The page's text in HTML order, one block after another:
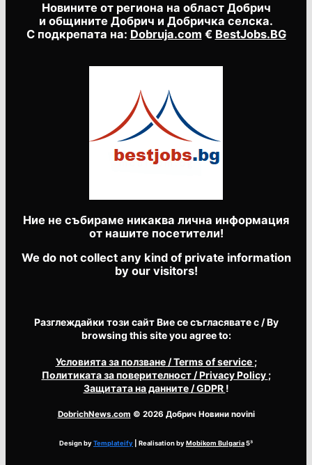
Новините от региона на област Добрич
и общините Добрич и Добричка селска.
С подкрепата на: Dobruja.com € BestJobs.BG
Ние не събираме никаква лична информация
от нашите посетители!
We do not collect any kind of private information
by our visitors!
Разглеждайки този сайт Вие се съгласявате с / By
browsing this site you agree to:
Условията за ползване/ Terms of service ;
Политиката за поверителност/ Privacy Policy ;
Защитата на данните/ GDPR !
DobrichNews.com © 2026 Добрич Новини novini
Design byTemplateify | Realisation byMobikom Bulgaria5³